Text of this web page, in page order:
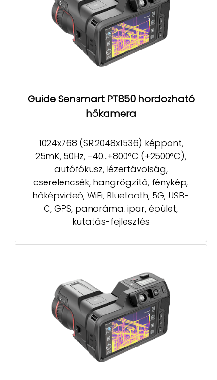
Guide Sensmart PT850 hordozható
hőkamera
1024x768 (SR:2048x1536) képpont,
25mK, 50Hz, -40...+800°C (+2500°C),
autófókusz, lézertávolság,
cserelencsék, hangrögzítő, fénykép,
hőképvideó, WiFi, Bluetooth, 5G, USB-
C, GPS, panoráma, ipar, épület,
kutatás-fejlesztés